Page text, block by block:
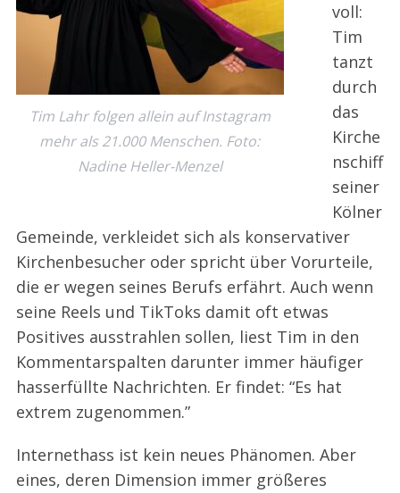
Tim Lahr folgen allein auf Instagram
mehr als 21.000 Menschen. Foto:
Nadine Heller-Menzel
voll:
Tim
tanzt
durch
das
Kirche
nschiff
seiner
Kölner
Gemeinde, verkleidet sich als konservativer
Kirchenbesucher oder spricht ­über Vorurteile,
die er wegen seines Berufs erfährt. Auch wenn
seine Reels und TikToks damit oft etwas
Positives ausstrahlen sollen, liest Tim in den
Kommentarspalten darunter immer häufiger
hasserfüllte Nachrichten. Er findet: “Es hat
extrem zugenommen.”
Internethass ist kein neues Phänomen. Aber
eines, deren Dimension immer größeres